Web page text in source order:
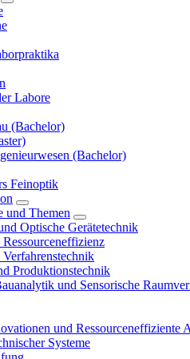
Labore
(Bachelor)
(Bachelor)
Feinoptik
und Themen
Optische Gerätetechnik
Produktionstechnik
und Sensorische
und Ressourceneffiziente
Systeme